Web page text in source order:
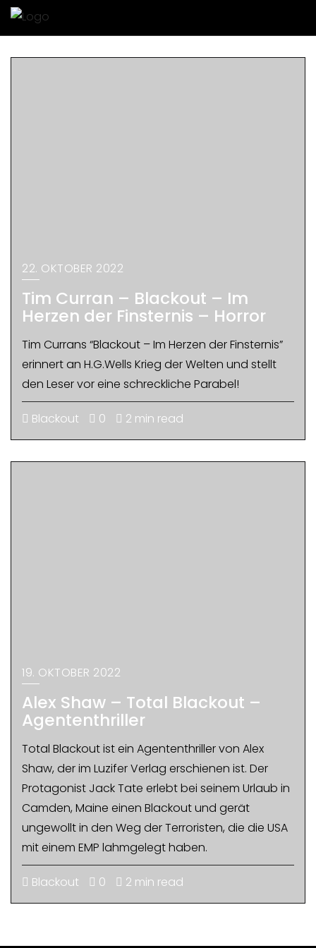
22. OKTOBER 2022
Tim Curran – Blackout – Im
Herzen der Finsternis – Horror
Tim Currans “Blackout – Im Herzen der Finsternis”
erinnert an H.G.Wells Krieg der Welten und stellt
den Leser vor eine schreckliche Parabel!
Blackout 0 2 min read
19. OKTOBER 2022
Alex Shaw – Total Blackout –
Agententhriller
Total Blackout ist ein Agententhriller von Alex
Shaw, der im Luzifer Verlag erschienen ist. Der
Protagonist Jack Tate erlebt bei seinem Urlaub in
Camden, Maine einen Blackout und gerät
ungewollt in den Weg der Terroristen, die die USA
mit einem EMP lahmgelegt haben.
Blackout 0 2 min read